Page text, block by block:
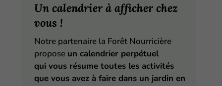
Un calendrier à afficher chez
vous !
Notre partenaire la Forêt Nourricière
propose un calendrier perpétuel
qui vous résume toutes les activités
que vous avez à faire dans un jardin en